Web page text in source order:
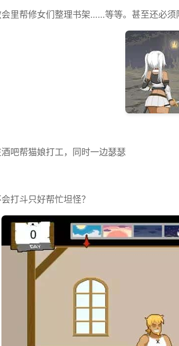
里帮修女们整理书架……等等。甚至还必须
酒吧帮猫娘打工，同时一边瑟瑟
打斗只好帮忙坦怪？